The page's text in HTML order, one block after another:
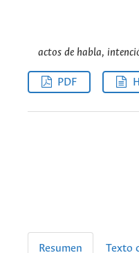
actos de habla,
PDF
Resumen Texto